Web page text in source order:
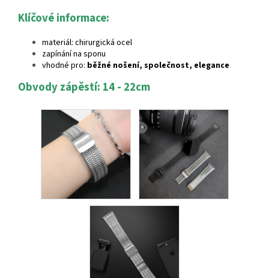
Klíčové informace:
materiál: chirurgická ocel
zapínání na sponu
vhodné pro: běžné nošení, společnost, elegance
Obvody zápěstí: 14 - 22cm